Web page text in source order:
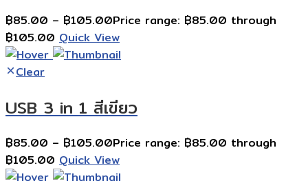
฿85.00 – ฿105.00Price range: ฿85.00 through
฿105.00 Quick View
Clear
USB 3 in 1 สีเขียว
฿85.00 – ฿105.00Price range: ฿85.00 through
฿105.00 Quick View